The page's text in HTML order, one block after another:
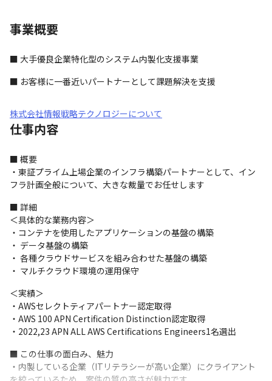
事業概要
■ 大手優良企業特化型のシステム内製化支援事業
■ お客様に一番近いパートナーとして課題解決を支援
株式会社情報戦略テクノロジーについて
仕事内容
■ 概要
・東証プライム上場企業のインフラ構築パートナーとして、イン
フラ計画全般について、大きな裁量でお任せします
■ 詳細
＜具体的な業務内容＞
・コンテナを使用したアプリケーションの基盤の構築
・ データ基盤の構築
・ 各種クラウドサービスを組み合わせた基盤の構築
・ マルチクラウド環境の運用保守
＜実績＞
・AWSセレクトティアパートナー認定取得
・AWS 100 APN Certification Distinction認定取得
・2022,23 APN ALL AWS Certifications Engineers1名選出
■ この仕事の面白み、魅力
・内製している企業（ITリテラシーが高い企業）にクライアント